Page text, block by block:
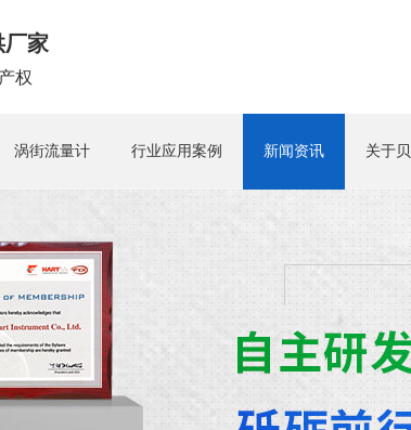
厂家
权
涡街流量计 行业应用案例 新闻资讯 关于